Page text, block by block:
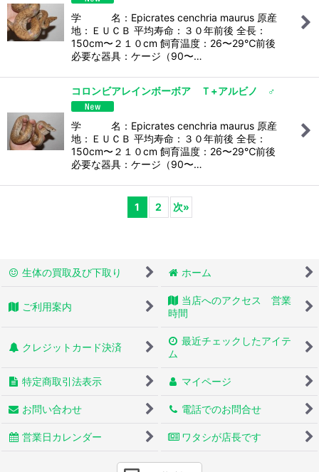
学 名：Epicrates cenchria maurus 原産
地：ＥＵＣＢ 平均寿命：３０年前後 全長：
150cm〜２１０cm 飼育温度：26〜29℃前後
必要な器具：ケージ（90〜…
コロンビアレインボーボア Ｔ+アルビノ ♂
学 名：Epicrates cenchria maurus 原産
地：ＥＵＣＢ 平均寿命：３０年前後 全長：
150cm〜２１０cm 飼育温度：26〜29℃前後
必要な器具：ケージ（90〜…
1 2 次»
生体の買取及び下取り ホーム
ご利用案内
当店へのアクセス 営業
時間
クレジットカード決済
最近チェックしたアイテ
ム
特定商取引法表示 マイページ
お問い合わせ 電話でのお問合せ
営業日カレンダー ワタシが店長です